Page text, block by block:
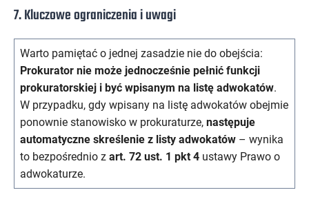
7. Kluczowe ograniczenia i uwagi
Warto pamiętać o jednej zasadzie nie do obejścia:
Prokurator nie może jednocześnie pełnić funkcji
prokuratorskiej i być wpisanym na listę adwokatów.
W przypadku, gdy wpisany na listę adwokatów obejmie
ponownie stanowisko w prokuraturze, następuje
automatyczne skreślenie z listy adwokatów – wynika
to bezpośrednio z art. 72 ust. 1 pkt 4 ustawy Prawo o
adwokaturze.